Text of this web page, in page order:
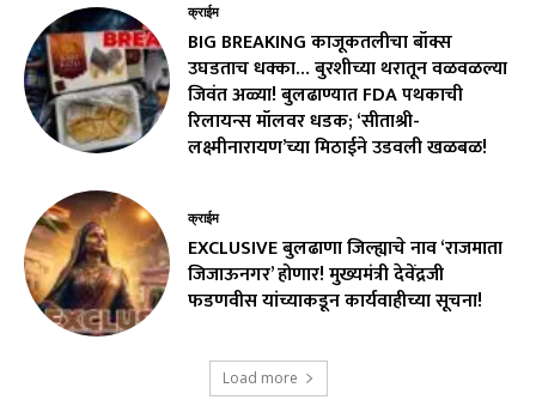
क्राईम
BIG BREAKING काजूकतलीचा बॉक्स
उघडताच धक्का… बुरशीच्या थरातून वळवळल्या
जिवंत अळ्या! बुलढाण्यात FDA पथकाची
रिलायन्स मॉलवर धडक; ‘सीताश्री-
लक्ष्मीनारायण’च्या मिठाईने उडवली खळबळ!
क्राईम
EXCLUSIVE बुलढाणा जिल्ह्याचे नाव ‘राजमाता
जिजाऊनगर’ होणार! मुख्यमंत्री देवेंद्रजी
फडणवीस यांच्याकडून कार्यवाहीच्या सूचना!
Load more